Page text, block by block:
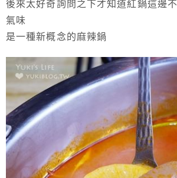
後來太好奇詢問之下才知道紅鍋這邊
氣味
是一種新概念的麻辣鍋